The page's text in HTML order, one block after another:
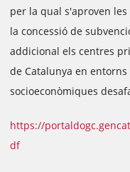
per la qual s'aproven
la concessió de
addicional els centres
de Catalunya en
socioeconòmiques
https://
df